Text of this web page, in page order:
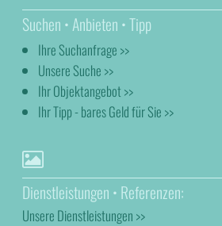
Suchen • Anbieten • Tipp
Ihre Suchanfrage >>
Unsere Suche >>
Ihr Objektangebot >>
Ihr Tipp - bares Geld für Sie >>
Dienstleistungen • Referenzen:
Unsere Dienstleistungen >>